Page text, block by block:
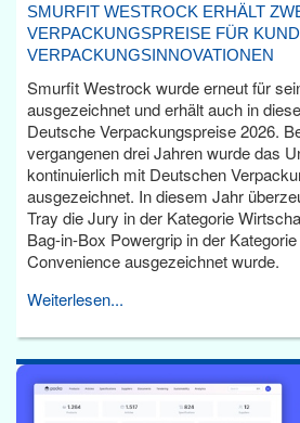
SMURFIT WESTROCK ERHÄLT
VERPACKUNGSPREISE FÜR
VERPACKUNGSINNOVATIONEN
Smurfit Westrock wurde erneut für
ausgezeichnet und erhält auch in
Deutsche Verpackungspreise 2026.
vergangenen drei Jahren wurde das
kontinuierlich mit Deutschen
ausgezeichnet. In diesem Jahr
Tray die Jury in der Kategorie
Bag-in-Box Powergrip in der
Convenience ausgezeichnet wurde.
Weiterlesen...